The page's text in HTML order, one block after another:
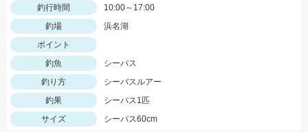
釣行時間
10:00～17:00
釣場
浜名湖
ポイント
釣魚
シーバス
釣り方
シーバスルアー
釣果
シーバス1匹
サイズ
シーバス60cm